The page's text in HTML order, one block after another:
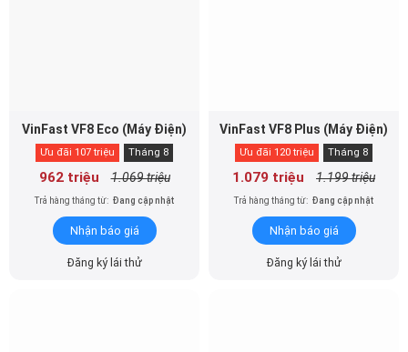
VinFast VF8 Eco (Máy Điện)
Ưu đãi 107 triệu Tháng 8
962 triệu 1.069 triệu
Trả hàng tháng từ: Đang cập nhật
Nhận báo giá
Đăng ký lái thử
VinFast VF8 Plus (Máy Điện)
Ưu đãi 120 triệu Tháng 8
1.079 triệu 1.199 triệu
Trả hàng tháng từ: Đang cập nhật
Nhận báo giá
Đăng ký lái thử